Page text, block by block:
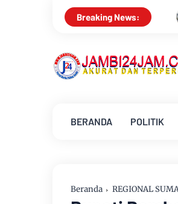
Breaking News:
Pemkab Muarojambi Mediasi Konflik
BERANDA POLITIK
Beranda REGIONAL